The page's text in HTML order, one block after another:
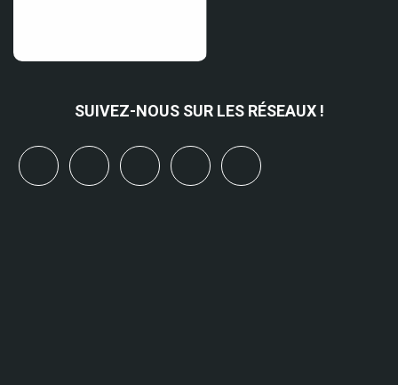
SUIVEZ-NOUS SUR LES RÉSEAUX !
linkedinyoutubebluesky mastodon